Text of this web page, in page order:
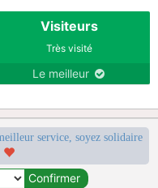
Visiteurs
Très visité
Le meilleur
service, soyez solidaire